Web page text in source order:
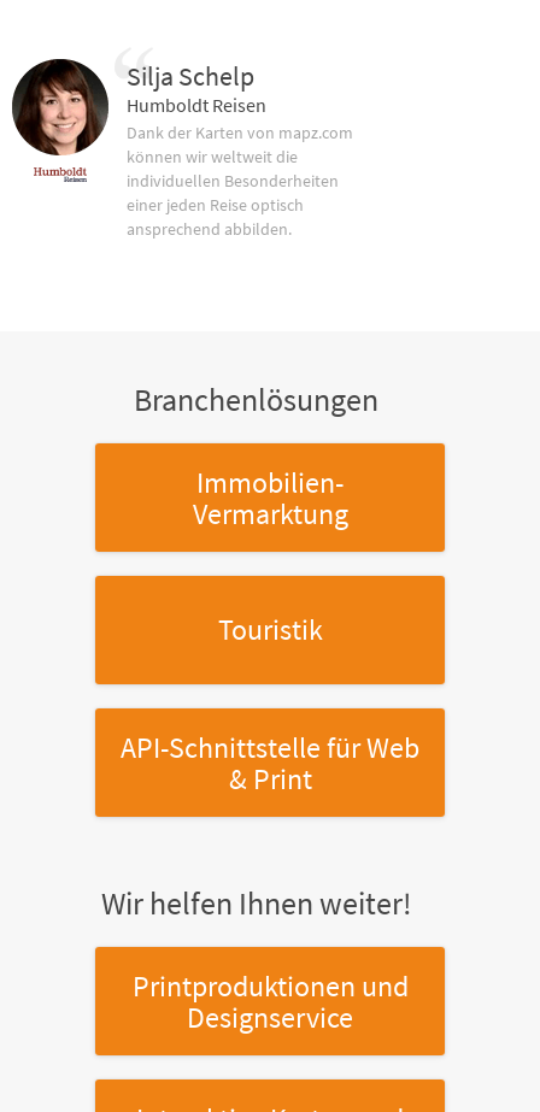
Silja Schelp
Humboldt Reisen
Dank der Karten von mapz.com
können wir weltweit die
individuellen Besonderheiten
einer jeden Reise optisch
ansprechend abbilden.
Branchenlösungen
Immobilien-
Vermarktung
Touristik
API-Schnittstellefür Web
& Print
Wir helfen Ihnen weiter!
Printproduktionen und
Designservice